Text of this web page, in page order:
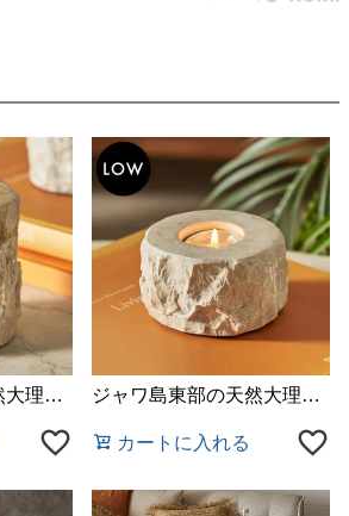
ジャワ島東部の天然大理石の塊を熟練した職人が、ひとつひとつ丁寧に彫って仕上げたキャンドルホルダー ジャワ島東部の天然大理石の塊を熟練した職人が、ひとつひとつ丁寧に彫って仕上げたキャンドルホルダー
カートに入れる